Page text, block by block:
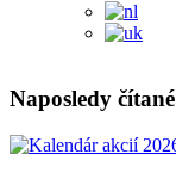
Naposledy čítané